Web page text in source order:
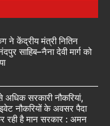
केंद्रीय मंत्री नितिन
साहिब–नैना देवी मार्ग को
सरकारी नौकरियां,
नौकरियों के अवसर पैदा
रही है मान सरकार : अमन